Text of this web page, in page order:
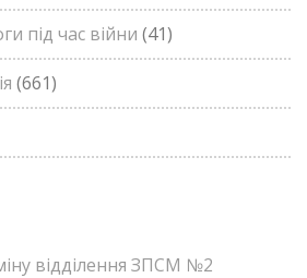
під час війни (41)
(661)
відділення ЗПСМ №2